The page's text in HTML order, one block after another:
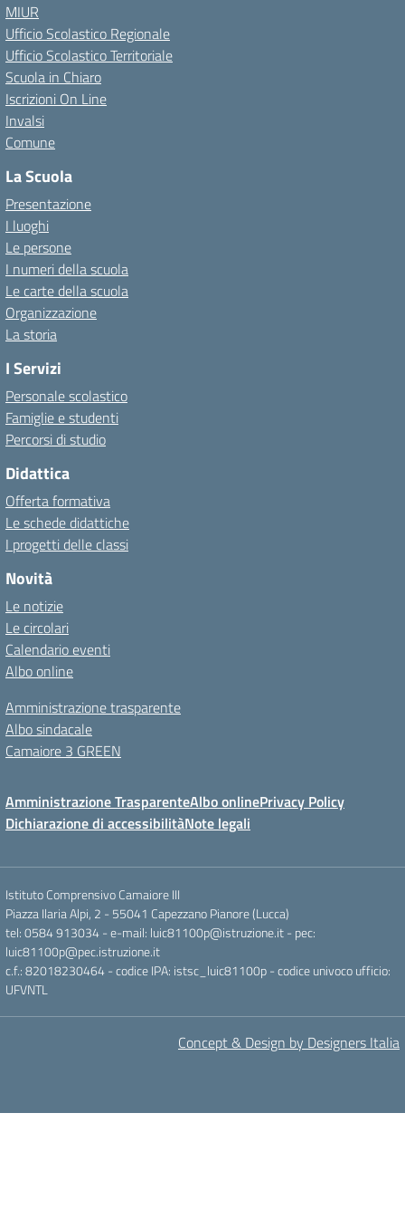
MIUR
Ufficio Scolastico Regionale
Ufficio Scolastico Territoriale
Scuola in Chiaro
Iscrizioni On Line
Invalsi
Comune
La Scuola
Presentazione
I luoghi
Le persone
I numeri della scuola
Le carte della scuola
Organizzazione
La storia
I Servizi
Personale scolastico
Famiglie e studenti
Percorsi di studio
Didattica
Offerta formativa
Le schede didattiche
I progetti delle classi
Novità
Le notizie
Le circolari
Calendario eventi
Albo online
Amministrazione trasparente
Albo sindacale
Camaiore 3 GREEN
Amministrazione TrasparenteAlbo onlinePrivacy Policy
Dichiarazione di accessibilitàNote legali
Istituto Comprensivo Camaiore III
Piazza Ilaria Alpi, 2 - 55041 Capezzano Pianore (Lucca)
tel: 0584 913034 - e-mail: luic81100p@istruzione.it - pec:
luic81100p@pec.istruzione.it
c.f.: 82018230464 - codice IPA: istsc_luic81100p - codice univoco ufficio:
UFVNTL
Concept & Design by Designers Italia